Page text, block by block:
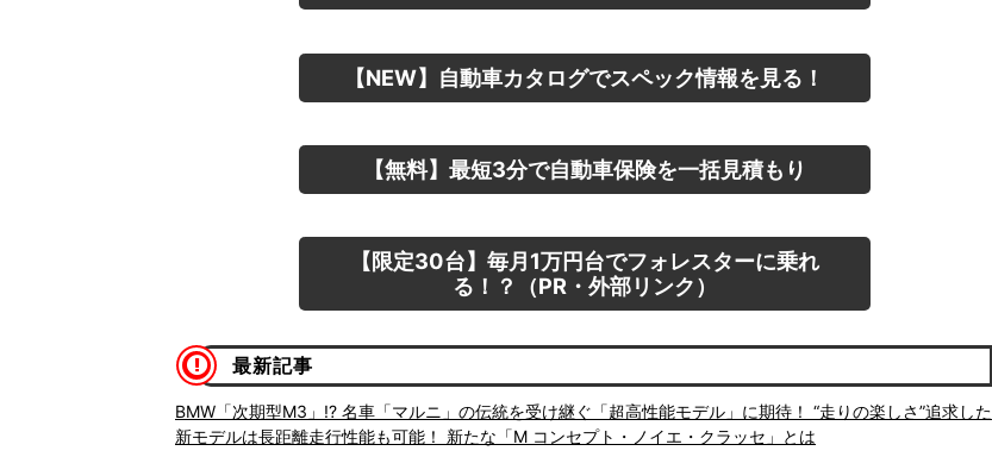
【NEW】自動車カタログでスペック情報を見る！
【無料】最短3分で自動車保険を一括見積もり
【限定30台】毎月1万円台でフォレスターに乗れ
る！？（PR・外部リンク）
最新記事
BMW「次期型M3」!? 名車「マルニ」の伝統を受け継ぐ「超高性能モデル」に期待！ “走りの楽しさ”追求した
新モデルは長距離走行性能も可能！ 新たな「M コンセプト・ノイエ・クラッセ」とは